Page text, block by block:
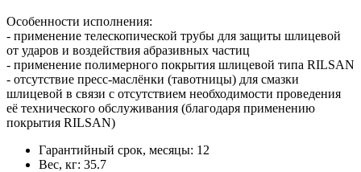
Особенности исполнения:
- применение телескопической трубы для защиты шлицевой
от ударов и воздействия абразивных частиц
- применение полимерного покрытия шлицевой типа RILSAN
- отсутствие пресс-маслёнки (тавотницы) для смазки
шлицевой в связи с отсутствием необходимости проведения
её технического обслуживания (благодаря применению
покрытия RILSAN)
Гарантийный срок, месяцы: 12
Вес, кг: 35.7